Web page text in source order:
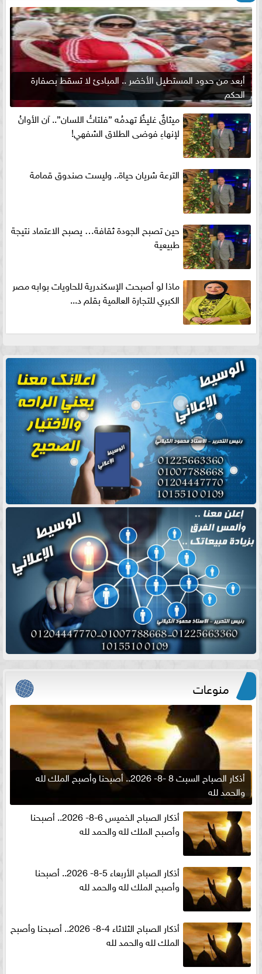
أبعد من حدود المستطيل الأخضر .. المبادئ لا تسقط بصفارة
الحكم
ميثاقٌ غليظٌ تهدمُه ”فلتاتُ اللسان”.. آن الأوانُ
لإنهاءِ فوضى الطلاق الشفهي!
الترعة شريان حياة.. وليست صندوق قمامة
حين تصبح الجودة ثقافة… يصبح الاعتماد نتيجة
طبيعية
ماذا لو أصبحت الإسكندرية للحاويات بوابه مصر
الكبري للتجارة العالمية بقلم د...
منوعات
أذكار الصباح السبت 8 -8- 2026.. أصبحنا وأصبح الملك لله
والحمد لله
أذكار الصباح الخميس 6-8- 2026.. أصبحنا
وأصبح الملك لله والحمد لله
أذكار الصباح الأربعاء 5-8- 2026.. أصبحنا
وأصبح الملك لله والحمد لله
أذكار الصباح الثلاثاء 4-8- 2026.. أصبحنا وأصبح
الملك لله والحمد لله